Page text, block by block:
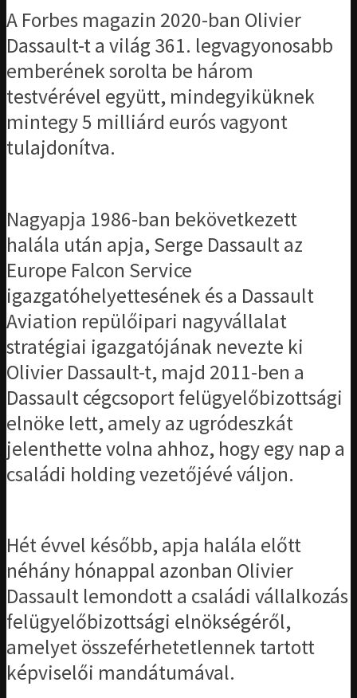
A Forbes magazin 2020-ban Olivier
Dassault-t a világ 361. legvagyonosabb
emberének sorolta be három
testvérével együtt, mindegyiküknek
mintegy 5 milliárd eurós vagyont
tulajdonítva.
Nagyapja 1986-ban bekövetkezett
halála után apja, Serge Dassault az
Europe Falcon Service
igazgatóhelyettesének és a Dassault
Aviation repülőipari nagyvállalat
stratégiai igazgatójának nevezte ki
Olivier Dassault-t, majd 2011-ben a
Dassault cégcsoport felügyelőbizottsági
elnöke lett, amely az ugródeszkát
jelenthette volna ahhoz, hogy egy nap a
családi holding vezetőjévé váljon.
Hét évvel később, apja halála előtt
néhány hónappal azonban Olivier
Dassault lemondott a családi vállalkozás
felügyelőbizottsági elnökségéről,
amelyet összeférhetetlennek tartott
képviselői mandátumával.